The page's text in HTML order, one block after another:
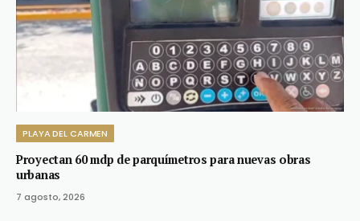
PLAYA DEL CARMEN
Proyectan 60 mdp de parquímetros para nuevas obras
urbanas
7 agosto, 2026